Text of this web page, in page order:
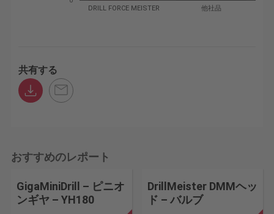
DRILL FORCE MEISTER 他社品
共有する
おすすめのレポート
GigaMiniDrill – ピニオ
ンギヤ – YH180
DrillMeister DMMヘッ
ド – バルブ